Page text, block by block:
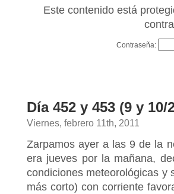
Este contenido está
Contraseña:
Día 452 y 453 (9 y
Viernes, febrero 11th, 2011
Zarpamos ayer a las 9 de la
era jueves por la mañana,
condiciones meteorológicas y
más corto) con corriente